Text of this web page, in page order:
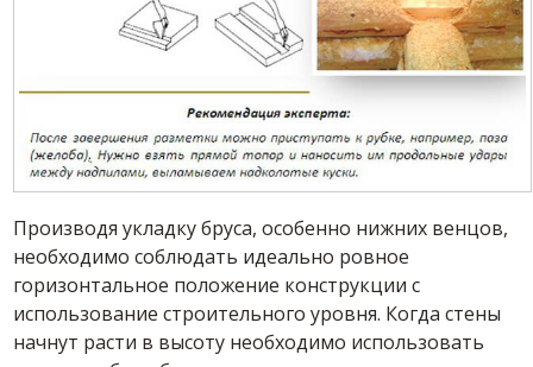
Производя укладку бруса, особенно нижних венцов,
необходимо соблюдать идеально ровное
горизонтальное положение конструкции с
использование строительного уровня. Когда стены
начнут расти в высоту необходимо использовать